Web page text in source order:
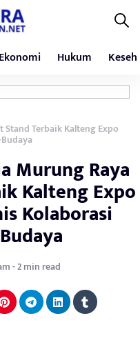
Ekonomi Hukum
Terbaik Kalteng Expo
Murung Raya
Kalteng Expo
Kolaborasi
- 2 min read